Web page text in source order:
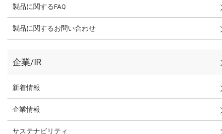
製品に関するFAQ
製品に関するお問い合わせ
企業/IR
新着情報
企業情報
サステナビリティ